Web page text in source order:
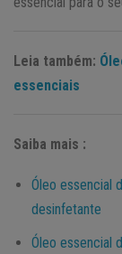
Leia também:
essenciais
Saiba mais :
Óleo essencial
desinfetante
Óleo essencial